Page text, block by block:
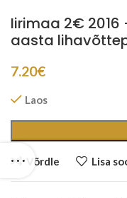
Iirimaa 2€ 2016
aasta
7.20€
Laos
Võrdle Lisa